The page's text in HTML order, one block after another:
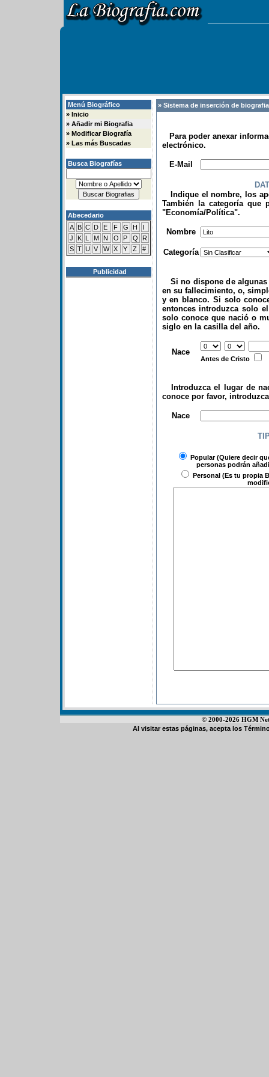
Menú Biográfico
» Inicio
» Añadir mi Biografia
» Modificar Biografía
» Las más Buscadas
Busca Biografías
Abecedario
A B C D E F G H
I
J
K L M N O P Q
R
S T U V W X Y Z #
Publicidad
» Sistema de inserción de
Para poder anexar
electrónico.
E-Mail
Indique el nombre, los
También la categoría que
"Economía/Política".
Nombre
Categoría
Si no dispone de algunas
en su fallecimiento, o,
y en blanco. Si solo
entonces introduzca solo
solo conoce que nació o
siglo en la casilla del año.
Nace
Antes de Cristo
Introduzca el lugar de
conoce por favor,
Nace
Popular(Quiere decir
personas podrán
Personal (Es tu propia
© 2000-2026 HGM
Al visitar estas páginas, acepta los